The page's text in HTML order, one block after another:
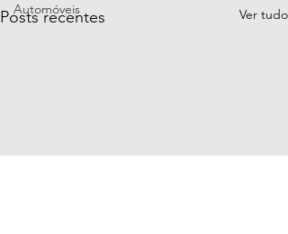
Automóveis
Posts recentes Ver tudo